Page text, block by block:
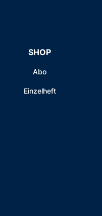
SHOP
Abo
Einzelheft